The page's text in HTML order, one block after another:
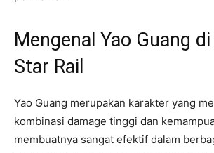
Mengenal Yao Guang
Star Rail
Yao Guang merupakan karakter yang
kombinasi damage tinggi dan
membuatnya sangat efektif dalam